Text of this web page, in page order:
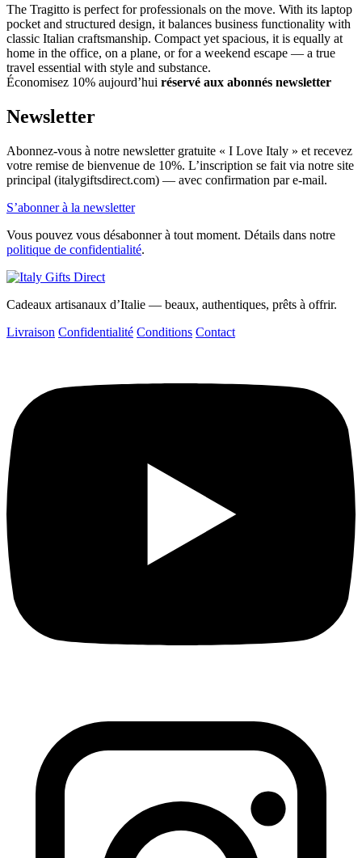
The Tragitto is perfect for professionals on the move. With its laptop
pocket and structured design, it balances business functionality with
classic Italian craftsmanship. Compact yet spacious, it is equally at
home in the office, on a plane, or for a weekend escape — a true
travel essential with style and substance.
Économisez 10% aujourd’hui réservé aux abonnés newsletter
Newsletter
Abonnez-vous à notre newsletter gratuite « I Love Italy » et recevez
votre remise de bienvenue de 10%. L’inscription se fait via notre site
principal (italygiftsdirect.com) — avec confirmation par e-mail.
S’abonner à la newsletter
Vous pouvez vous désabonner à tout moment. Détails dans notre
politique de confidentialité.
Cadeaux artisanaux d’Italie — beaux, authentiques, prêts à offrir.
Livraison Confidentialité Conditions Contact